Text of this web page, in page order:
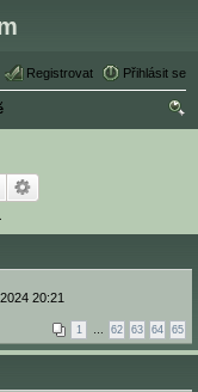
Přihlásit se
Registrovat
20:21
1 … 62 63 64 65